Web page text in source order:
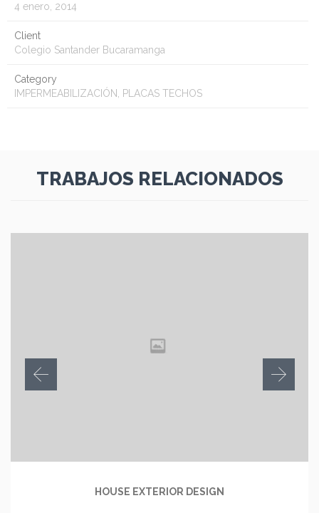
4 enero, 2014
Client
Colegio Santander Bucaramanga
Category
IMPERMEABILIZACIÓN, PLACAS TECHOS
TRABAJOS RELACIONADOS
HOUSE EXTERIOR DESIGN